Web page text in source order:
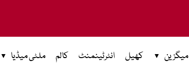
میگزین کھیل انٹرٹینمنٹ کالم ملٹی میڈیا